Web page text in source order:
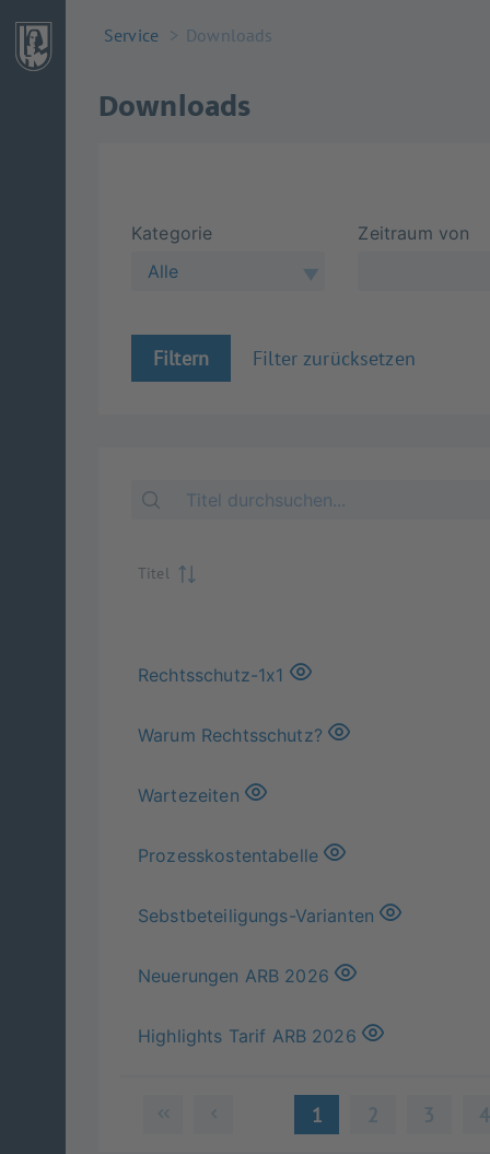
Service Downloads
Downloads
Kategorie
Alle
Zeitraum von
Filtern Filter zurücksetzen
Titel
Rechtsschutz-1x1
Warum Rechtsschutz?
Wartezeiten
Prozesskostentabelle
Sebstbeteiligungs-Varianten
Neuerungen ARB 2026
Highlights Tarif ARB 2026
1 2 3 4